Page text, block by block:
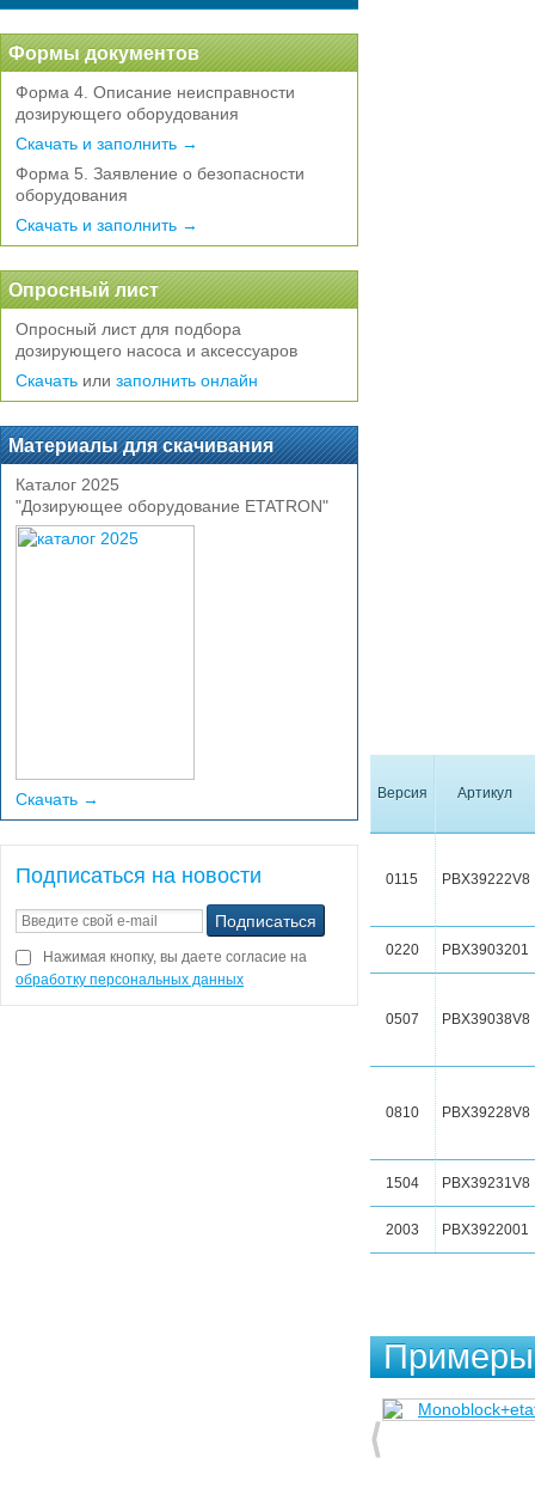
Версия Артикул
0115 PBX39222V8
0220 PBX3903201
0507 PBX39038V8
0810 PBX39228V8
1504 PBX39231V8
2003 PBX3922001
Примеры
Формы документов
Форма 4. Описание неисправности
дозирующего оборудования
Скачать и заполнить →
Форма 5. Заявление о безопасности
оборудования
Скачать и заполнить →
Опросный лист
Опросный лист для подбора
дозирующего насоса и аксессуаров
Скачать или заполнить онлайн
Материалы для скачивания
Каталог 2025
"Дозирующее оборудование ETATRON"
Скачать →
Подписаться на новости
Нажимая кнопку, вы даете согласие на
обработку персональных данных